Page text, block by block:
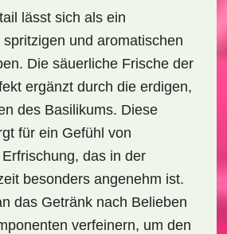
lässt sich als ein
und aromatischen
Die säuerliche Frische der
ergänzt durch die erdigen,
des Basilikums. Diese
für ein Gefühl von
Erfrischung, das in der
besonders angenehm ist.
das Getränk nach Belieben
verfeinern, um den